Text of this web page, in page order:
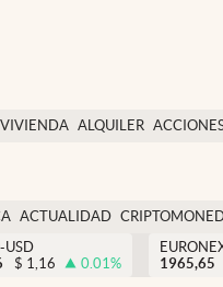
VIVIENDA ALQUILER
USA
ACTUALIDAD
USD
$ 1,16 0.01%
1965,65